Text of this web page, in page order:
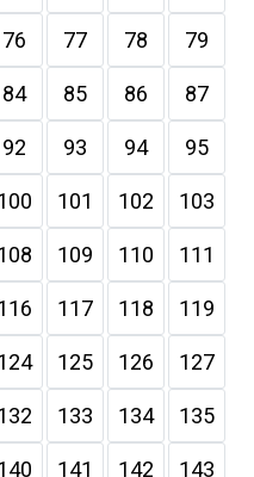
76 77 78 79
84 85 86 87
92 93 94 95
101 102 103
109 110 111
117 118 119
125 126 127
133 134 135
141 142 143